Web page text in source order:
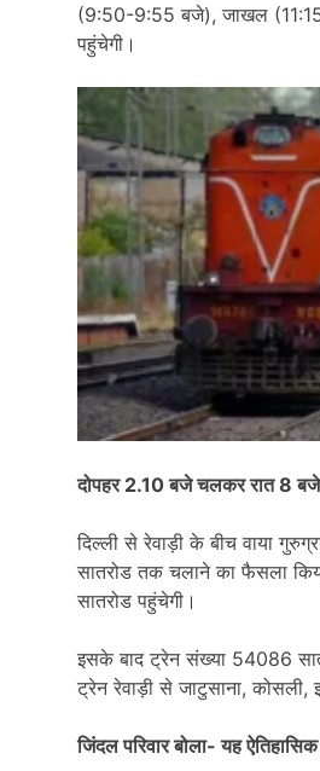
(9:50-9:55 बजे), जाखल (11:15-
पहुंचेगी।
दोपहर 2.10 बजे चलकर रात 8 बजे
दिल्ली से रेवाड़ी के बीच वाया
सातरोड तक चलाने का फैसला
सातरोड पहुंचेगी।
इसके बाद ट्रेन संख्या 54086
ट्रेन रेवाड़ी से जाटुसाना, कोसली,
जिंदल परिवार बोला- यह